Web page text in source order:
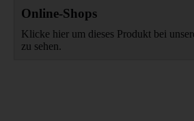
Online-Shops
Klicke hier um dieses Produkt bei
zu sehen.